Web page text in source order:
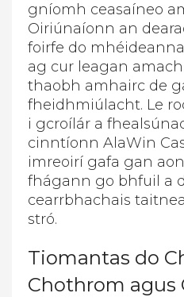
gníomh ceasaíneo
Oiriúnaíonn an
foirfe do
ag cur leagan
thaobh amhairc de
fheidhmiúlacht. Le
i gcroílár a
cinntíonn AlaWin
imreoirí gafa gan
fhágann go bhfuil a
cearrbhachais
stró.
Tiomantas do
Chothrom agus